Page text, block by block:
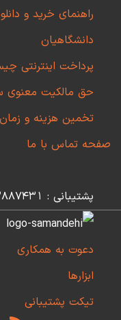
راهنمای خرید و
دانشگاهیان
پرداخت اینترنتی
حق مالکیت معنوی
تخمین هزینه و
صفحه تماس با ما
پشتیبانی : 09393887431
دعوت به همکاری
ابزارها
تیکت پشتیبانی